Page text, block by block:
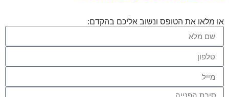
או מלאו את הטופס ונשוב אליכם בהקדם: